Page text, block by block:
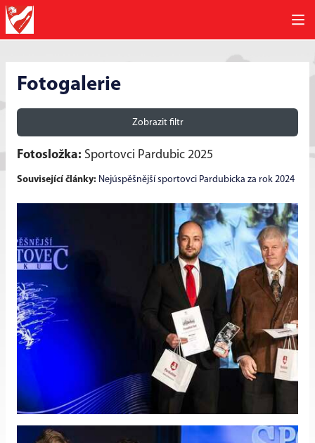
Fotogalerie
Zobrazit filtr
Fotosložka: Sportovci Pardubic 2025
Související články: Nejúspěšnější sportovci Pardubicka za rok 2024